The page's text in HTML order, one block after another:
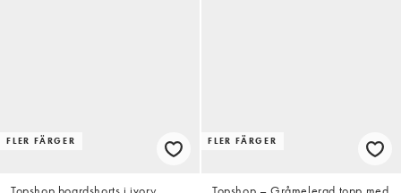
FLER FÄRGER FLER FÄRGER